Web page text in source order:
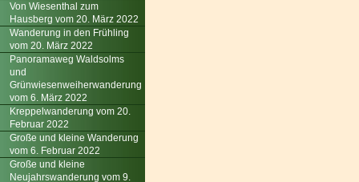
Von Wiesenthal zum
Hausberg vom 20. März 2022
Wanderung in den Frühling
vom 20. März 2022
Panoramaweg Waldsolms
und
Grünwiesenweiherwanderung
vom 6. März 2022
Kreppelwanderung vom 20.
Februar 2022
Große und kleine Wanderung
vom 6. Februar 2022
Große und kleine
Neujahrswanderung vom 9.